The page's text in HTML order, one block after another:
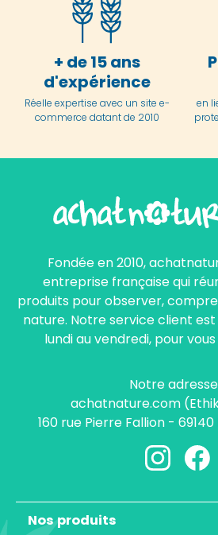
+ de 15 ans
d'expérience
Réelle expertise avec un site e-
commerce datant de 2010
en
Fondée en 2010,
entreprise française qui
produits pour observer,
nature. Notre service client
lundi au vendredi, pour
Notre
achatnature.com
160 rue Pierre Fallion -
Nos produits